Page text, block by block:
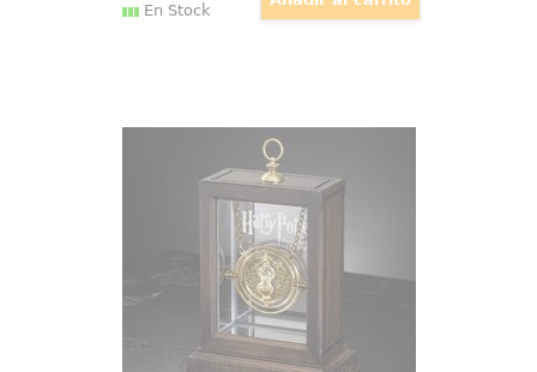
En Stock
Giratiempos de Hermione
¡Adquiere tu propia Réplica Oficial
del Giratiempos (Time-Tuner) de
Hermione! Esta réplica ha sido
realizada con total fidelidad al
giratiempos que aparece en la
película de Harry Potter y el
Prisionero de Azkaban